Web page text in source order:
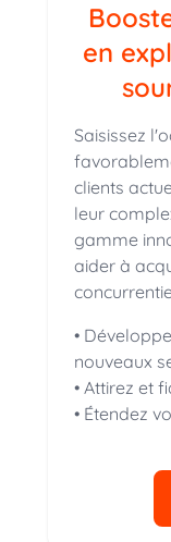
en
Saisissez
clients
leur
gamme
aider à
•
nouveaux
• Attirez et
• Étendez